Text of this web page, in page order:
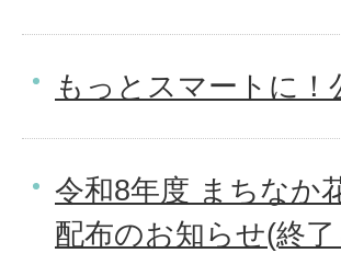
もっとスマートに
令和8年度 まちなか
配布のお知らせ(終